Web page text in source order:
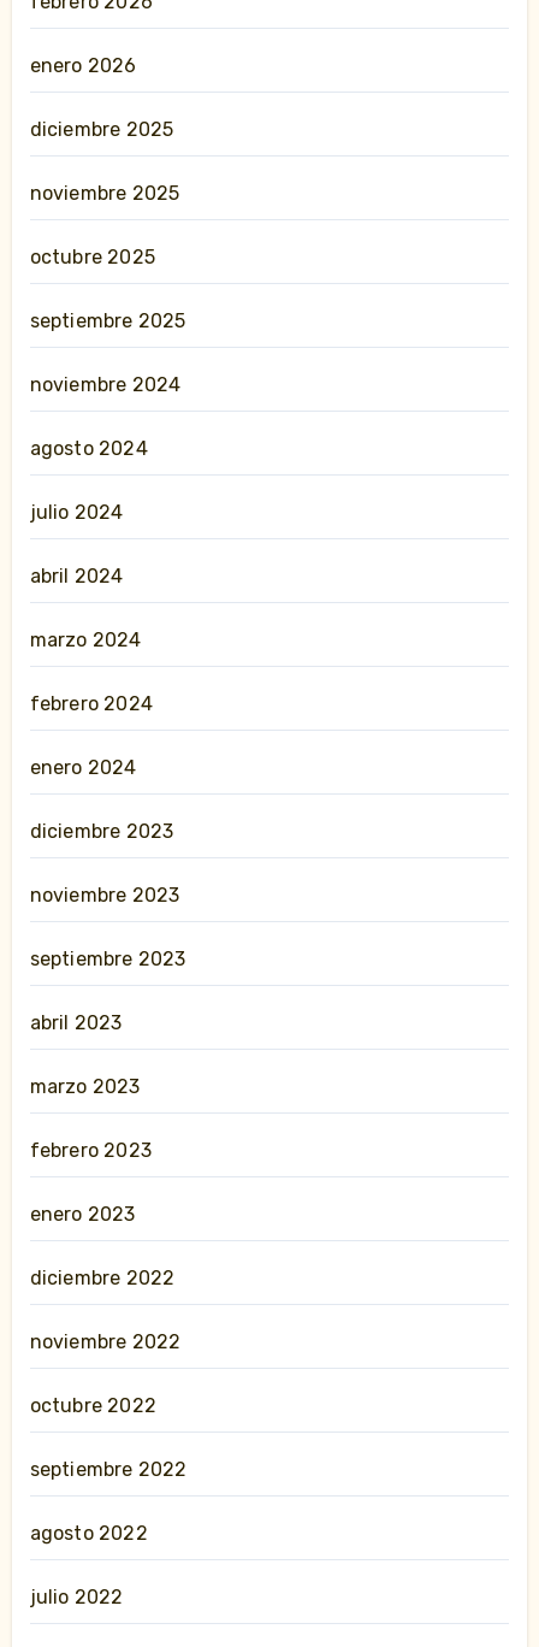
enero 2026
diciembre 2025
noviembre 2025
octubre 2025
septiembre 2025
noviembre 2024
agosto 2024
julio 2024
abril 2024
marzo 2024
febrero 2024
enero 2024
diciembre 2023
noviembre 2023
septiembre 2023
abril 2023
marzo 2023
febrero 2023
enero 2023
diciembre 2022
noviembre 2022
octubre 2022
septiembre 2022
agosto 2022
julio 2022